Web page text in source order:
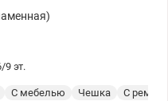
9 эт.
С мебелью Чешка
С